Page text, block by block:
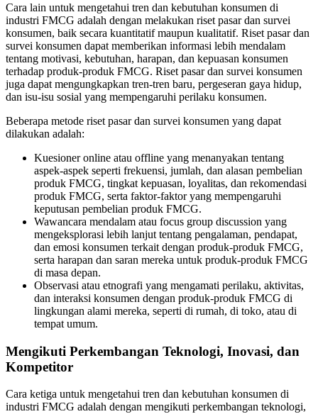
Cara lain untuk mengetahui tren dan kebutuhan konsumen di
industri FMCG adalah dengan melakukan riset pasar dan survei
konsumen, baik secara kuantitatif maupun kualitatif. Riset pasar dan
survei konsumen dapat memberikan informasi lebih mendalam
tentang motivasi, kebutuhan, harapan, dan kepuasan konsumen
terhadap produk-produk FMCG. Riset pasar dan survei konsumen
juga dapat mengungkapkan tren-tren baru, pergeseran gaya hidup,
dan isu-isu sosial yang mempengaruhi perilaku konsumen.
Beberapa metode riset pasar dan survei konsumen yang dapat
dilakukan adalah:
Kuesioner online atau offline yang menanyakan tentang
aspek-aspek seperti frekuensi, jumlah, dan alasan pembelian
produk FMCG, tingkat kepuasan, loyalitas, dan rekomendasi
produk FMCG, serta faktor-faktor yang mempengaruhi
keputusan pembelian produk FMCG.
Wawancara mendalam atau focus group discussion yang
mengeksplorasi lebih lanjut tentang pengalaman, pendapat,
dan emosi konsumen terkait dengan produk-produk FMCG,
serta harapan dan saran mereka untuk produk-produk FMCG
di masa depan.
Observasi atau etnografi yang mengamati perilaku, aktivitas,
dan interaksi konsumen dengan produk-produk FMCG di
lingkungan alami mereka, seperti di rumah, di toko, atau di
tempat umum.
Mengikuti Perkembangan Teknologi, Inovasi, dan
Kompetitor
Cara ketiga untuk mengetahui tren dan kebutuhan konsumen di
industri FMCG adalah dengan mengikuti perkembangan teknologi,